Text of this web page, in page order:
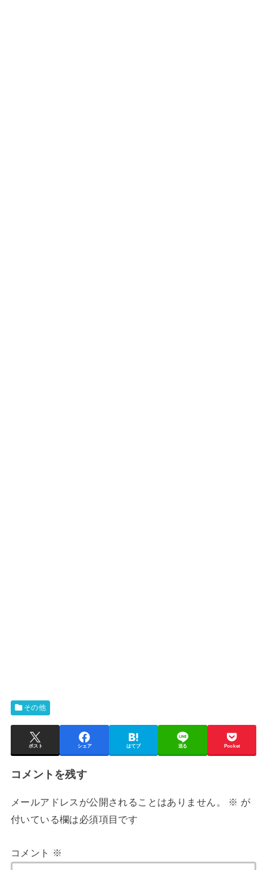
その他
ポスト シェア はてブ 送る Pocket
コメントを残す
メールアドレスが公開されることはありません。 ※ が
付いている欄は必須項目です
コメント ※